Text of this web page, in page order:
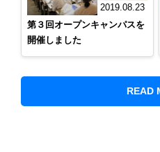
2019.08.23
第３回オープンキャンパスを
開催しました
READ